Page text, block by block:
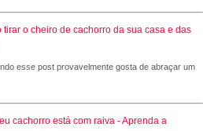
tirar o cheiro de cachorro da sua casa e das
esse post provavelmente gosta de abraçar um
cachorro está com raiva - Aprenda a